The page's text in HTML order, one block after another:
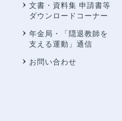
文書・資料集 申請書等
ダウンロードコーナー
年金局・
「隠退教師を
支える運動」通信
お問い合わせ